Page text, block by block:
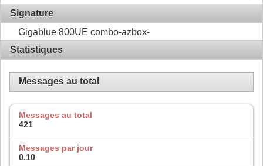
Signature
Gigablue 800UE combo-azbox-
Statistiques
Messages au total
Messages au total
421
Messages par jour
0.10